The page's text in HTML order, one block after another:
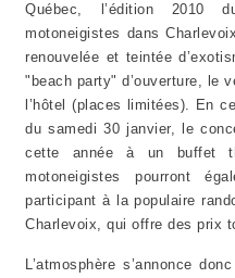
Québec, l’édition 2010
motoneigistes dans
renouvelée et teintée
"beach party" d’ouverture, le
l’hôtel (places limitées). En
du samedi 30 janvier, le
cette année à un buffet
motoneigistes pourront
participant à la populaire
Charlevoix, qui offre des prix
L’atmosphère s’annonce